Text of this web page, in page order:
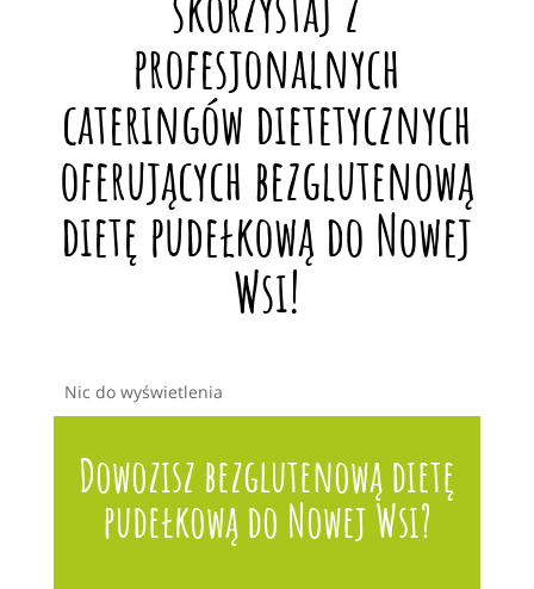
profesjonalnych
cateringów dietetycznych
oferujących bezglutenową
dietę pudełkową do Nowej
Wsi!
Nic do wyświetlenia
Dowozisz bezglutenową dietę
pudełkową do Nowej Wsi?